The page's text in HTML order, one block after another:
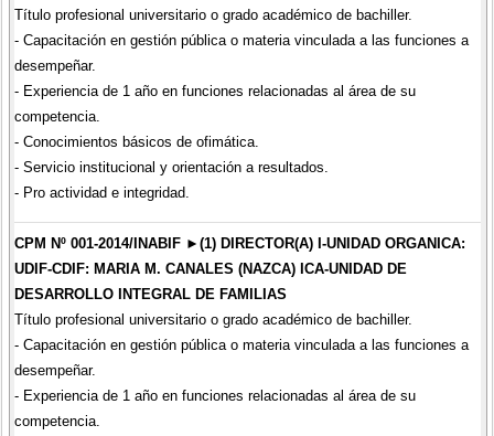
Título profesional universitario o grado académico de bachiller.
- Capacitación en gestión pública o materia vinculada a las funciones a
desempeñar.
- Experiencia de 1 año en funciones relacionadas al área de su
competencia.
- Conocimientos básicos de ofimática.
- Servicio institucional y orientación a resultados.
- Pro actividad e integridad.
CPM Nº 001-2014/INABIF ►(1) DIRECTOR(A) I-UNIDAD ORGANICA:
UDIF-CDIF: MARIA M. CANALES (NAZCA) ICA-UNIDAD DE
DESARROLLO INTEGRAL DE FAMILIAS
Título profesional universitario o grado académico de bachiller.
- Capacitación en gestión pública o materia vinculada a las funciones a
desempeñar.
- Experiencia de 1 año en funciones relacionadas al área de su
competencia.